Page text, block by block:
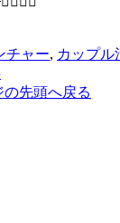
チャー, カップル
の先頭へ戻る